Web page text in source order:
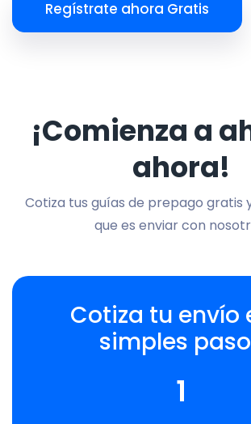
Regístrate ahora Gratis
¡Comienza a
ahora!
Cotiza tus guías de prepago gratis
que es enviar con
Cotiza tu envío
simples
1